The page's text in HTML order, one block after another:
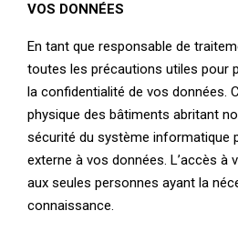
VOS DONNÉES
En tant que responsable de
toutes les précautions utiles pour
la confidentialité de vos données.
physique des bâtiments abritant
sécurité du système informatique
externe à vos données. L’accès à
aux seules personnes ayant la
connaissance.